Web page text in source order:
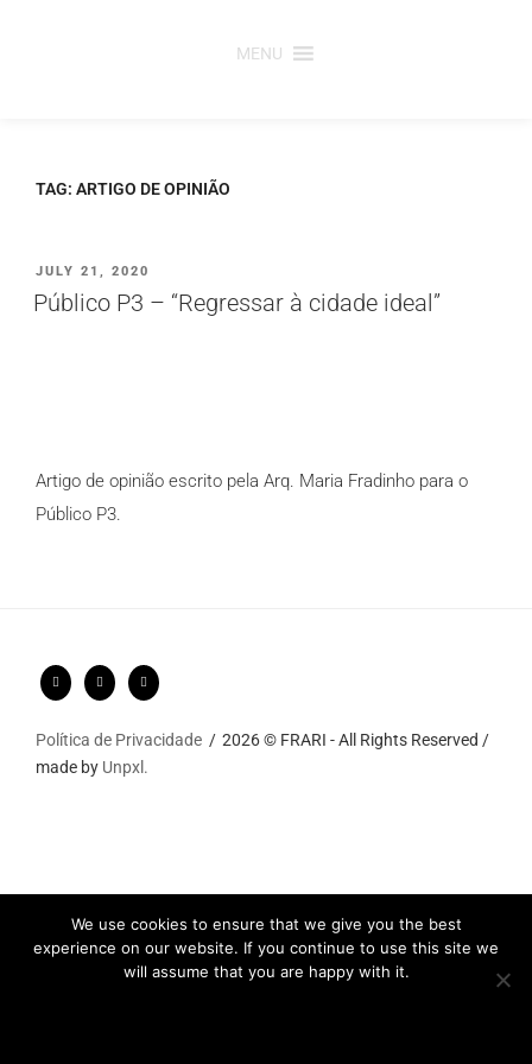
MENU
TAG: ARTIGO DE OPINIÃO
PUBLICADO
EM
JULY 21, 2020
Público P3 – “Regressar à cidade ideal”
Artigo de opinião escrito pela Arq. Maria Fradinho para o
Público P3.
Política de Privacidade
2026 © FRARI - All Rights Reserved /
made by Unpxl.
We use cookies to ensure that we give you the best
experience on our website. If you continue to use this site we
will assume that you are happy with it.